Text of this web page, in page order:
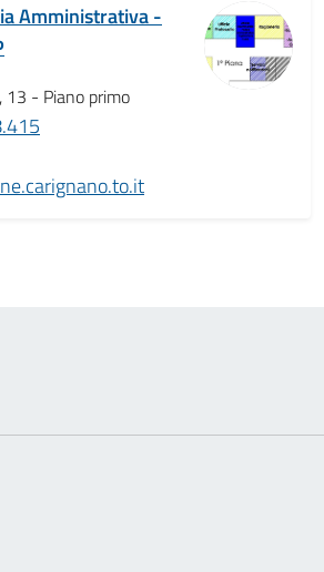
Amministrativa -
13 - Piano primo